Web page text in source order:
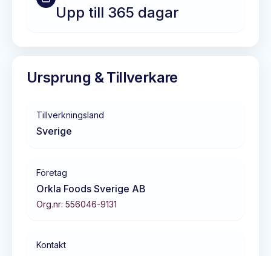
Upp till 365 dagar
Ursprung & Tillverkare
Tillverkningsland
Sverige
Företag
Orkla Foods Sverige AB
Org.nr: 556046-9131
Kontakt